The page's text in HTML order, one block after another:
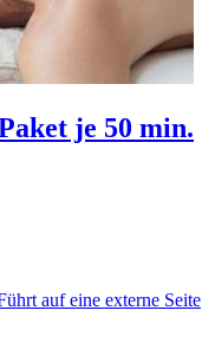
je 50 min.
auf eine externe Seite